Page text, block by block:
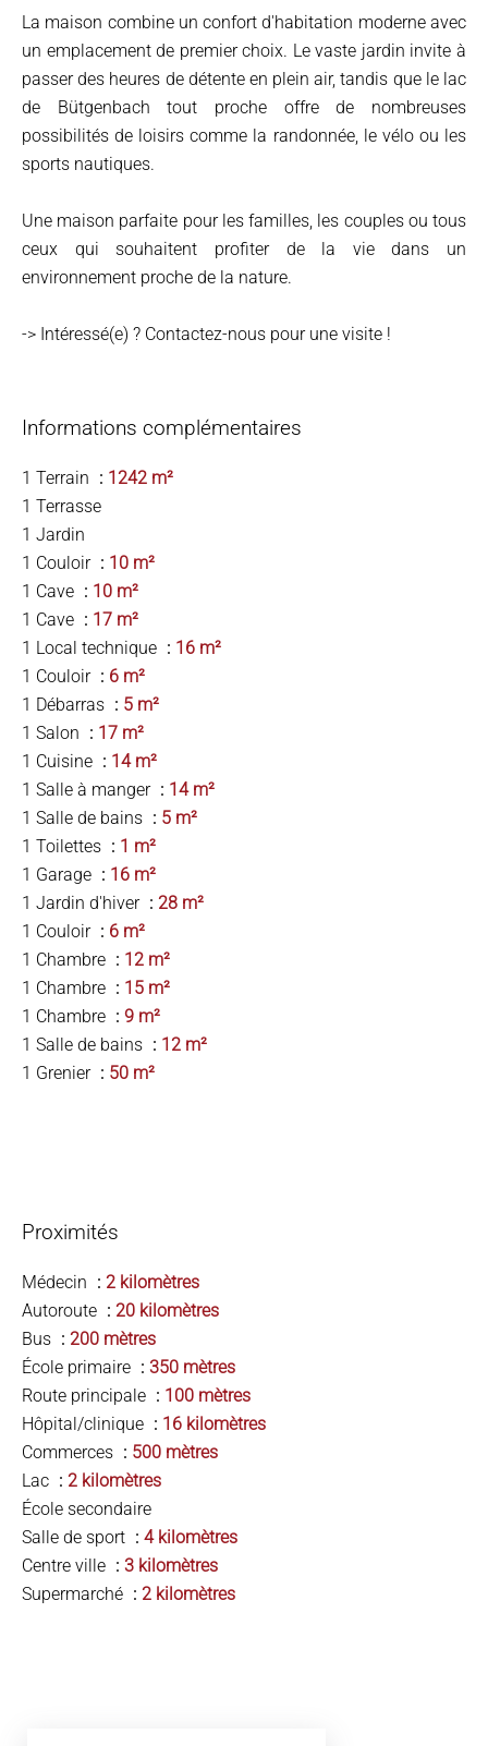
La maison combine un confort d'habitation moderne avec
un emplacement de premier choix. Le vaste jardin invite à
passer des heures de détente en plein air, tandis que le lac
de Bütgenbach tout proche offre de nombreuses
possibilités de loisirs comme la randonnée, le vélo ou les
sports nautiques.
Une maison parfaite pour les familles, les couples ou tous
ceux qui souhaitent profiter de la vie dans un
environnement proche de la nature.
-> Intéressé(e) ? Contactez-nous pour une visite !
Informations complémentaires
1 Terrain
1242 m²
1 Terrasse
1 Jardin
1 Couloir
10 m²
1 Cave
10 m²
1 Cave
17 m²
1 Local technique
16 m²
1 Couloir
6 m²
1 Débarras
5 m²
1 Salon
17 m²
1 Cuisine
14 m²
1 Salle à manger
14 m²
1 Salle de bains
5 m²
1 Toilettes
1 m²
1 Garage
16 m²
1 Jardin d'hiver
28 m²
1 Couloir
6 m²
1 Chambre
12 m²
1 Chambre
15 m²
1 Chambre
9 m²
1 Salle de bains
12 m²
1 Grenier
50 m²
Proximités
Médecin
2 kilomètres
Autoroute
20 kilomètres
Bus
200 mètres
École primaire
350 mètres
Route principale
100 mètres
Hôpital/clinique
16 kilomètres
Commerces
500 mètres
Lac
2 kilomètres
École secondaire
Salle de sport
4 kilomètres
Centre ville
3 kilomètres
Supermarché
2 kilomètres